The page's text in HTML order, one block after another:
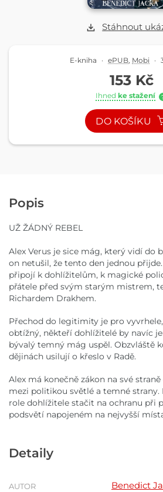
Stáhnout
E-kniha · ePUB Mobi ·
153 Kč
Ihned ke stažení
DO KOŠÍKU
Popis
UŽ ŽÁDNÝ REBEL
Alex Verus je sice mág, který vidí do
on netušil, že tento den jednou přijde.
připojí k dohlížitelům, k magické
přátele před svým starým mistrem,
Richardem Drakhem.
Přechod do legitimity je pro
obtížný, někteří dohlížitelé by navíc
bývalý temný mág uspěl. Obzvláště
dějinách usilují o křeslo v Radě.
Alex má konečně zákon na své
mezi politikou světlé a temné strany.
role dohlížitele stačit na ochranu při
podsvětí napojeném na nejvyšší
Detaily
AUTOR Benedict